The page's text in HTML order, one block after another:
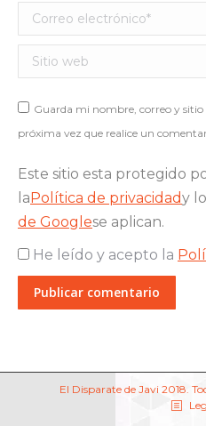
Correo electrónico *
Sitio web
Guarda mi nombre, correo y
próxima vez que realice un
Este sitio esta protegido
laPolítica de privacidady
de Googlese aplican.
He leído y acepto la
Publicar comentario
El Disparate de Javi 2018.